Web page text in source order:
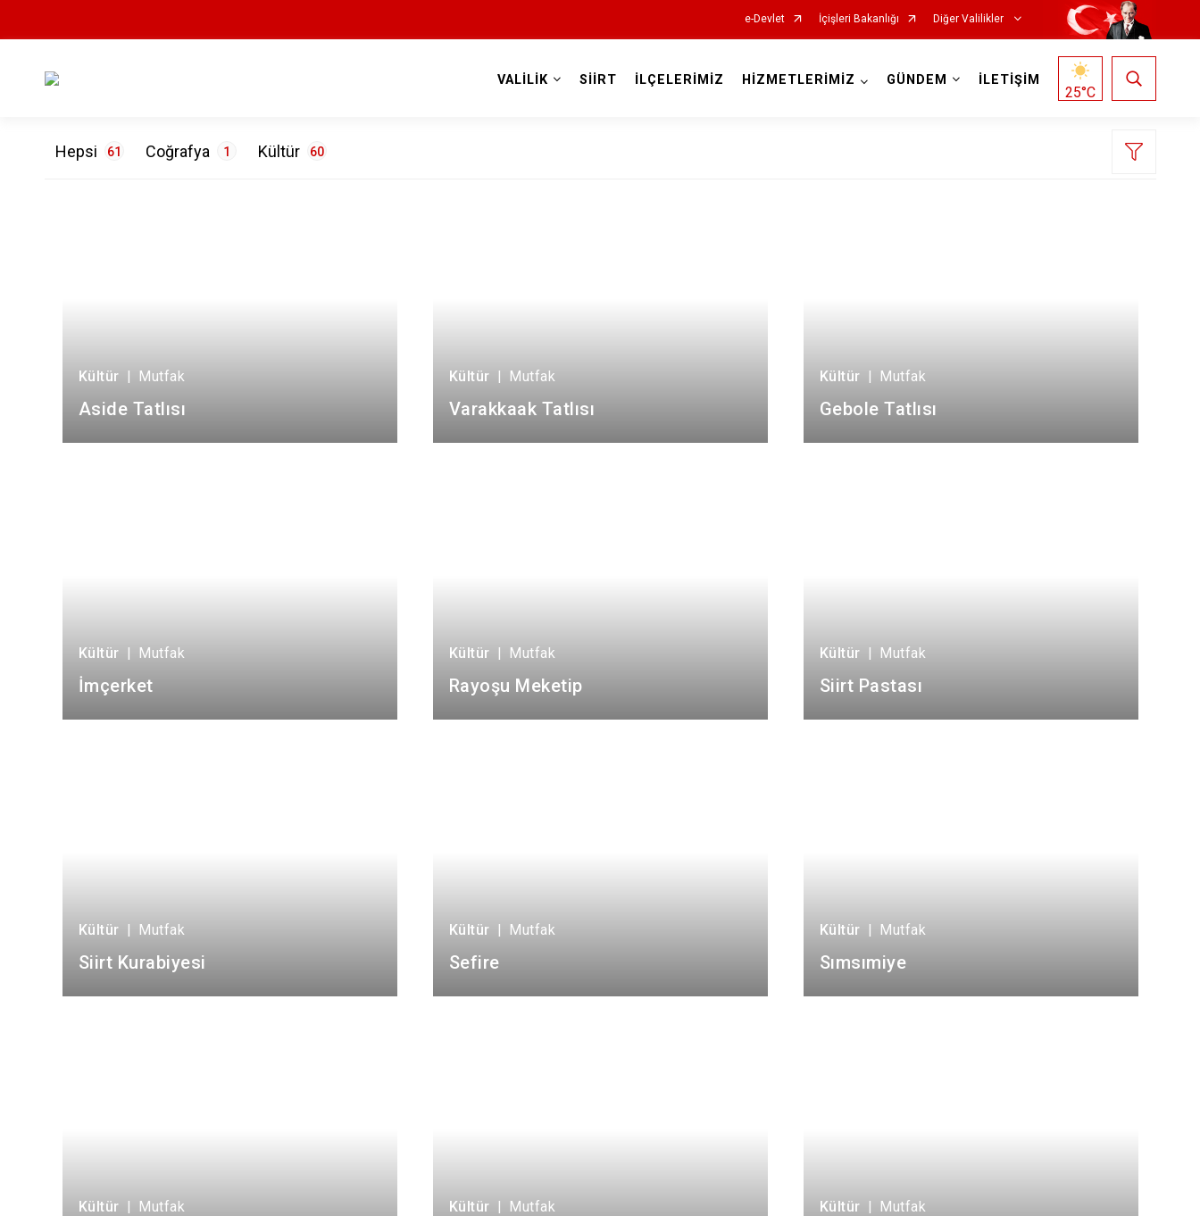
e-Devlet İçişleri Bakanlığı Diğer Valilikler
VALİLİK SİİRT İLÇELERİMİZ HİZMETLERİMİZ GÜNDEM İLETİŞİM
25°C
Hepsi 61 Coğrafya 1 Kültür 60
Kültür | Mutfak
Aside Tatlısı
Kültür | Mutfak
Varakkaak Tatlısı
Kültür | Mutfak
Gebole Tatlısı
Kültür | Mutfak
İmçerket
Kültür | Mutfak
Rayoşu Meketip
Kültür | Mutfak
Siirt Pastası
Kültür | Mutfak
Siirt Kurabiyesi
Kültür | Mutfak
Sefire
Kültür | Mutfak
Sımsımiye
Kültür | Mutfak Kültür | Mutfak Kültür | Mutfak